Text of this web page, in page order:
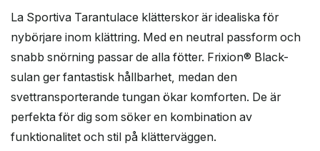
priset
var:
899 kr.
priset
är:
755 kr.
La Sportiva Tarantulace klätterskor är idealiska för
nybörjare inom klättring. Med en neutral passform och
snabb snörning passar de alla fötter. Frixion® Black-
sulan ger fantastisk hållbarhet, medan den
svettransporterande tungan ökar komforten. De är
perfekta för dig som söker en kombination av
funktionalitet och stil på klätterväggen.